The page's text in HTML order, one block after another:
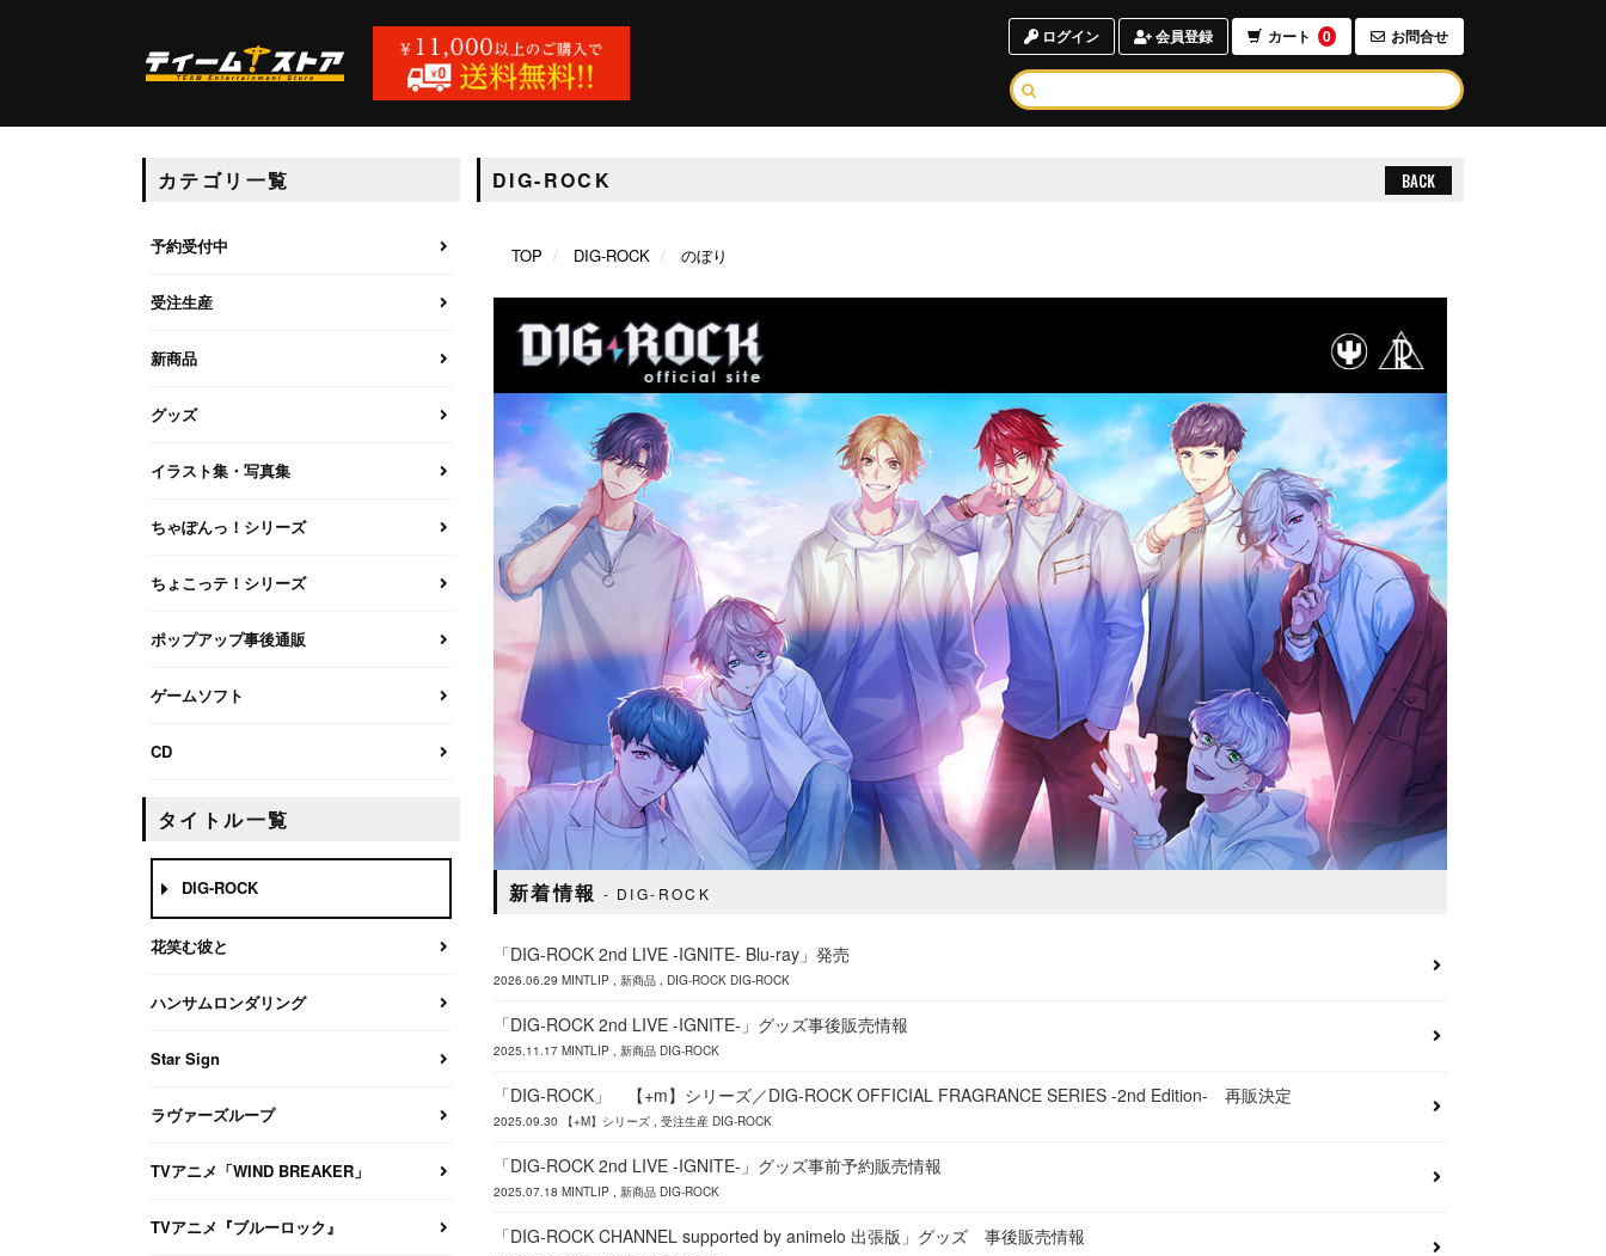
ログイン 会員登録 カート 0 お問合せ
DIG-ROCK BACK
TOP DIG-ROCK のぼり
新着情報 DIG-ROCK
「DIG-ROCK 2nd LIVE -IGNITE- Blu-ray」発売
2026.06.29 MINTLIP 新商品 DIG-ROCK DIG-ROCK
「DIG-ROCK 2nd LIVE -IGNITE-」グッズ事後販売情報
2025.11.17 MINTLIP 新商品 DIG-ROCK
「DIG-ROCK」 【+m】シリーズ／DIG-ROCK OFFICIAL FRAGRANCE SERIES -2nd Edition- 再販決定
2025.09.30 【+M】シリーズ 受注生産 DIG-ROCK
「DIG-ROCK 2nd LIVE -IGNITE-」グッズ事前予約販売情報
2025.07.18 MINTLIP 新商品 DIG-ROCK
「DIG-ROCK CHANNEL supported by animelo 出張版」グッズ 事後販売情報
カテゴリ一覧
予約受付中
受注生産
新商品
グッズ
イラスト集・写真集
ちゃぽんっ！シリーズ
ちょこっテ！シリーズ
ポップアップ事後通販
ゲームソフト
CD
タイトル一覧
DIG-ROCK
花笑む彼と
ハンサムロンダリング
Star Sign
ラヴァーズループ
TVアニメ「WIND BREAKER」
TVアニメ『ブルーロック』